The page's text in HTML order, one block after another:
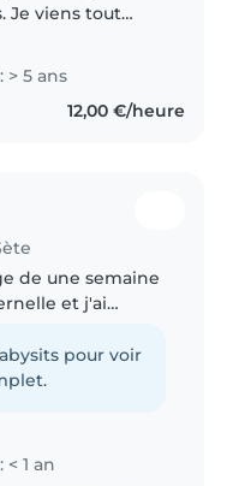
Je viens tout
et je suis
la recherche d'un
en..
> 5 ans
12,00 €/heure
de une semaine
et j'ai
deux semaines
Les enfants
pour voir
1 an